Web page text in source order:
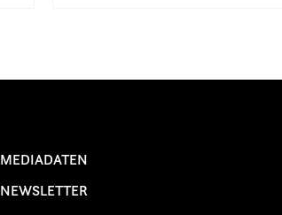
MEDIADATEN
NEWSLETTER